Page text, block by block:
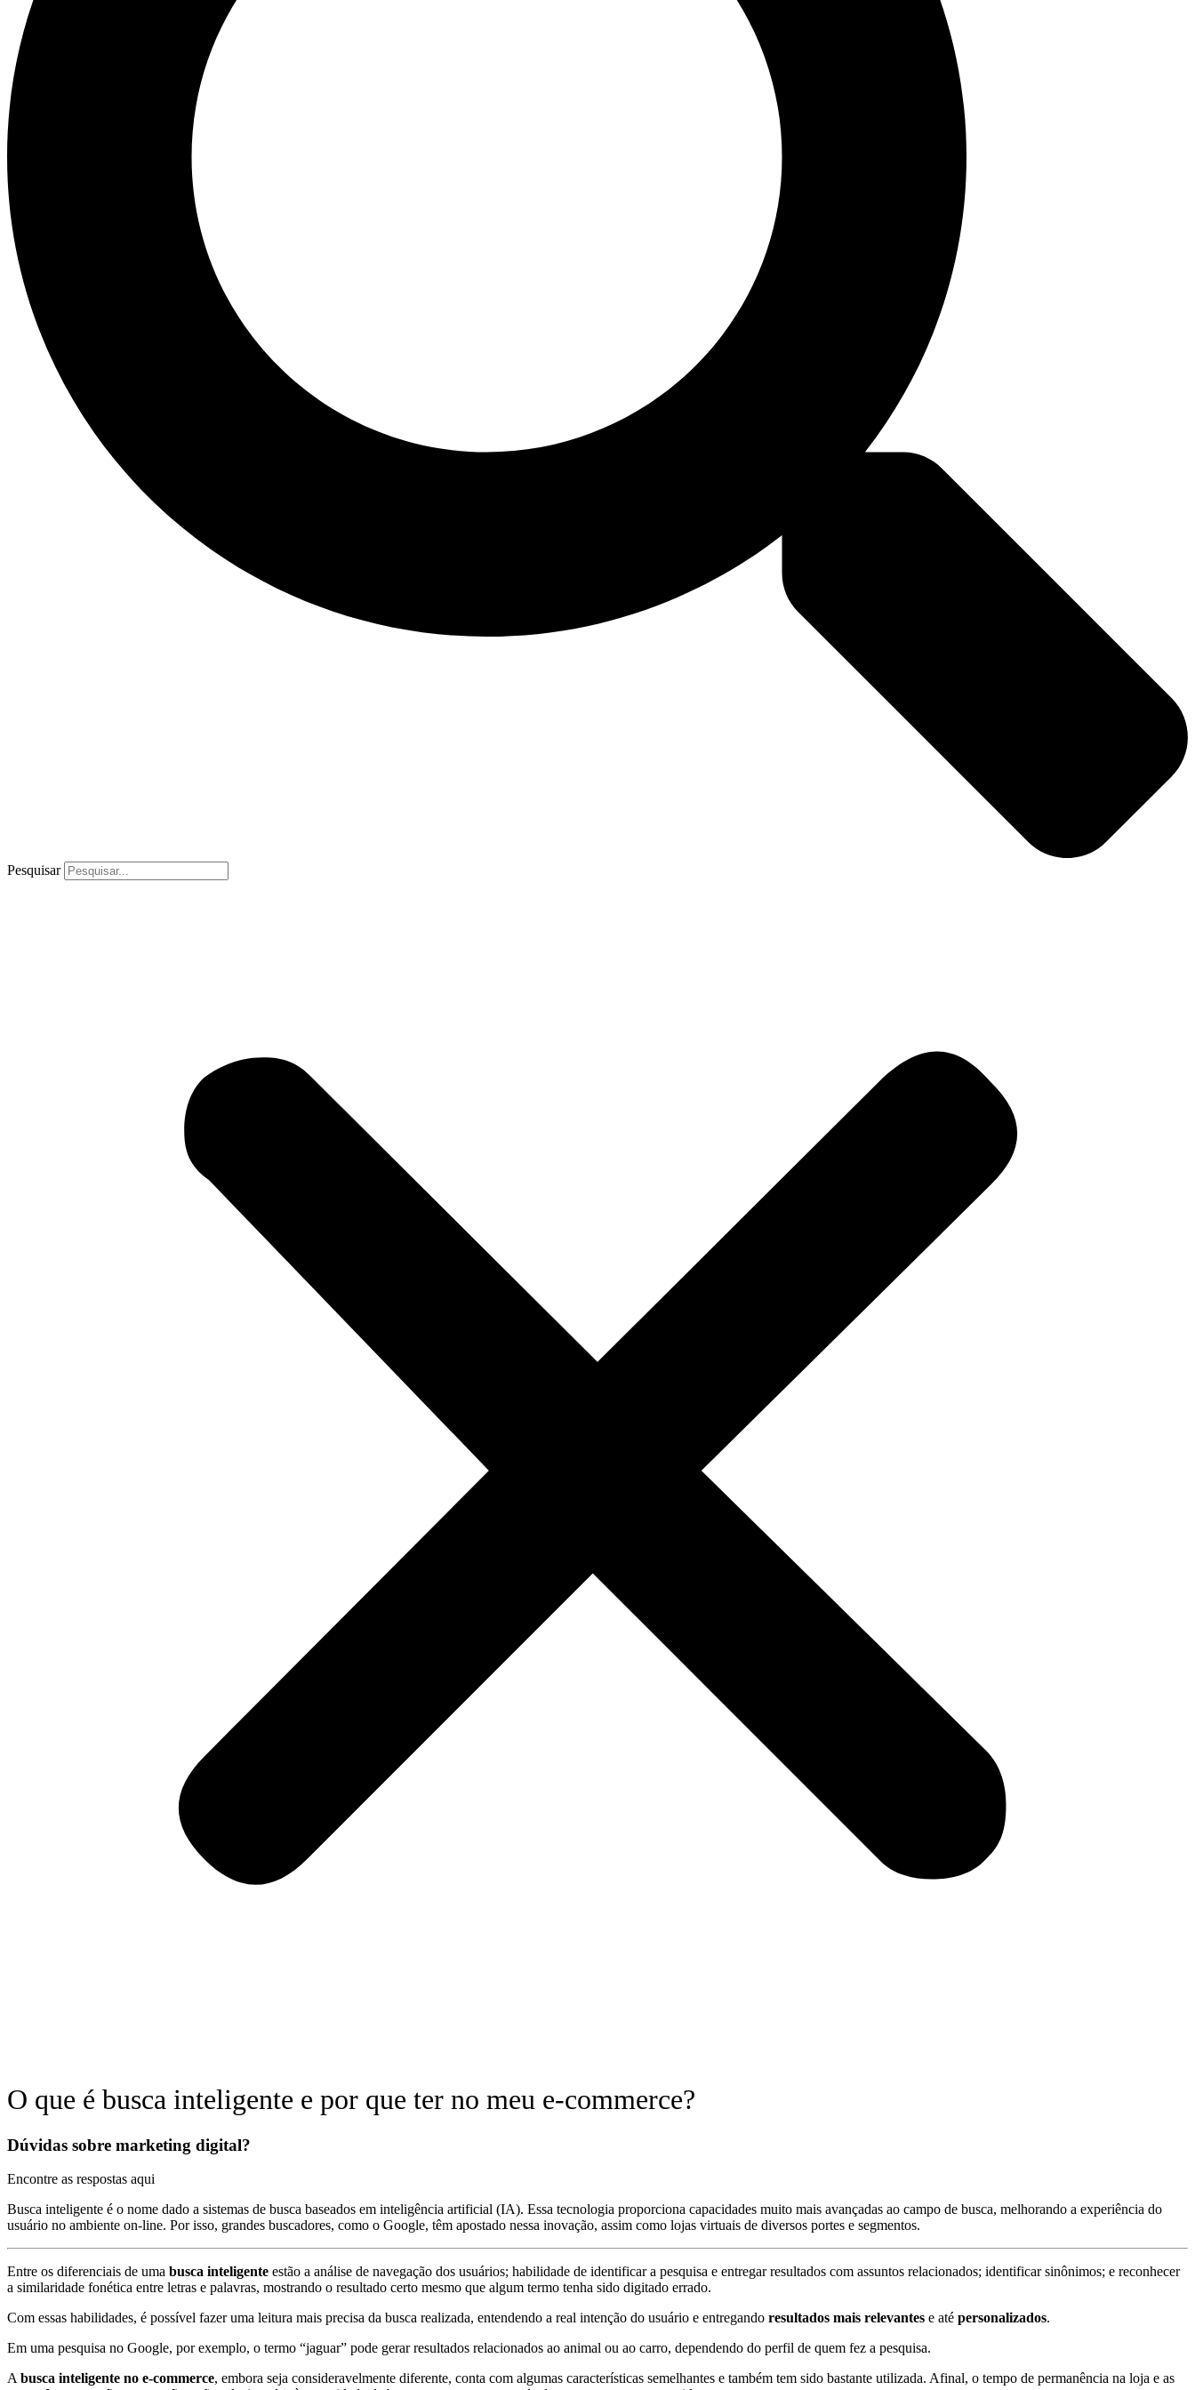
Pesquisar
O que é busca inteligente e por que ter no meu e-commerce?
Dúvidas sobre marketing digital?
Encontre as respostas aqui
Busca inteligente é o nome dado a sistemas de busca baseados em inteligência artificial (IA). Essa tecnologia proporciona capacidades muito mais avançadas ao campo de busca, melhorando a experiência do
usuário no ambiente on-line. Por isso, grandes buscadores, como o Google, têm apostado nessa inovação, assim como lojas virtuais de diversos portes e segmentos.
Entre os diferenciais de uma busca inteligente estão a análise de navegação dos usuários; habilidade de identificar a pesquisa e entregar resultados com assuntos relacionados; identificar sinônimos; e reconhecer
a similaridade fonética entre letras e palavras, mostrando o resultado certo mesmo que algum termo tenha sido digitado errado.
Com essas habilidades, é possível fazer uma leitura mais precisa da busca realizada, entendendo a real intenção do usuário e entregando resultados mais relevantes e até personalizados.
Em uma pesquisa no Google, por exemplo, o termo “jaguar” pode gerar resultados relacionados ao animal ou ao carro, dependendo do perfil de quem fez a pesquisa.
Abusca inteligente no e-commerce, embora seja consideravelmente diferente, conta com algumas características semelhantes e também tem sido bastante utilizada. Afinal, o tempo de permanência na loja e as